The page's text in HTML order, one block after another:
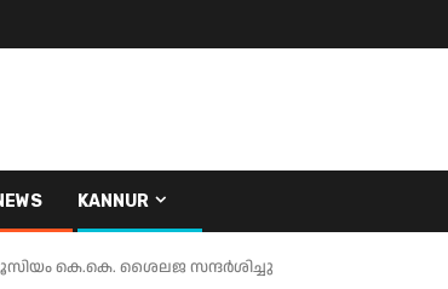
KANNUR
കെ.കെ. ശൈലജ സന്ദർശിച്ചു